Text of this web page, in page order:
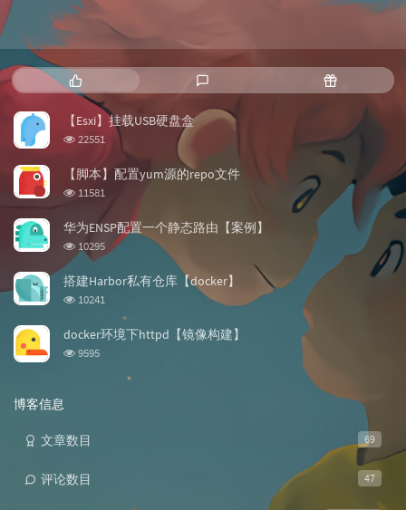
热
门
文
章
新
评
随
机
章
【Esxi】挂载USB硬盘盒
浏
次
数:
22551
【脚本】配置yum源的repo文件
浏
次
数:
11581
华为ENSP配置一个静态路由【案例】
浏
览
次
数:
10295
搭建Harbor私有仓库【docker】
浏
次
10241
docker环境下httpd【镜像构建】
浏
9595
博客信息
69
文章数目
47
评论数目